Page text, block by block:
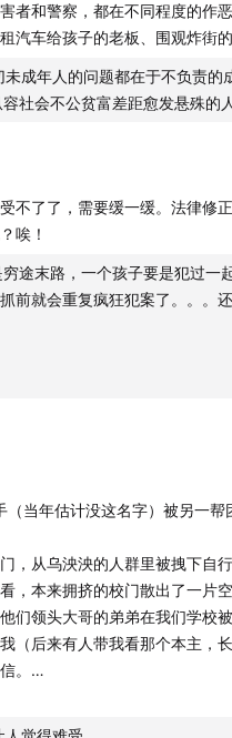
者和警察，都在不同程度的作
汽车给孩子的老板、围观炸街的
成年人的问题都在于不负责的
社会不公贫富差距愈发悬殊的人
不了了，需要缓一缓。法律修
唉！
途末路，一个孩子要是犯过一
前就会重复疯狂犯案了。。。
当年估计没这名字）被另一帮
，从乌泱泱的人群里被拽下自
，本来拥挤的校门散出了一片空
们领头大哥的弟弟在我们学校
（后来有人带我看那个本主，
。
个废弃筒子楼里，上去一间三室